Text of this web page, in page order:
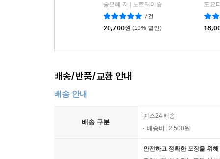
송은혜 저 | 노르웨이숲
7건
20,700원 (10% 할인)
배송/반품/교환 안내
배송 안내
배송 구분
예스24 배송
배송비 : 2,500원
안전하고 정확한 포장을 위